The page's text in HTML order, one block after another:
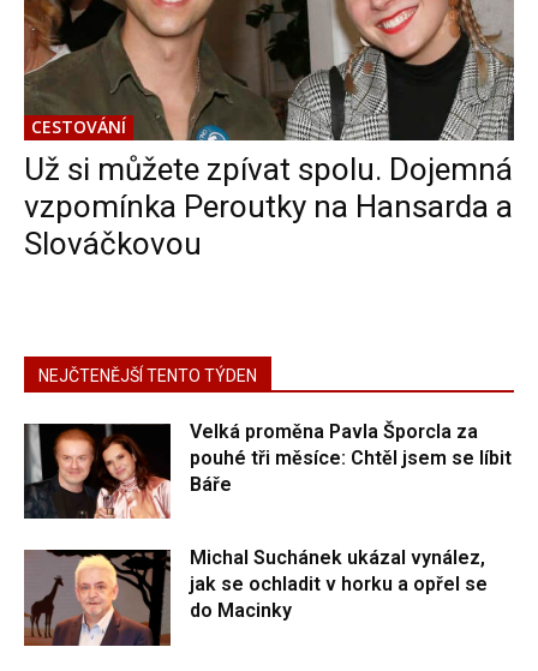
CESTOVÁNÍ
Už si můžete zpívat spolu. Dojemná
vzpomínka Peroutky na Hansarda a
Slováčkovou
NEJČTENĚJŠÍ TENTO TÝDEN
Velká proměna Pavla Šporcla za
pouhé tři měsíce: Chtěl jsem se líbit
Báře
Michal Suchánek ukázal vynález,
jak se ochladit v horku a opřel se
do Macinky